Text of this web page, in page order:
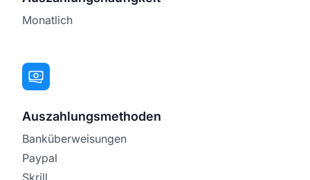
Monatlich
Auszahlungsmethoden
Banküberweisungen
Paypal
Skrill